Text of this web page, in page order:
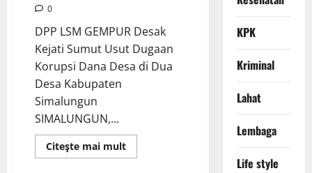
0
DPP LSM GEMPUR Desak
Kejati Sumut Usut Dugaan
Korupsi Dana Desa di Dua
Desa Kabupaten
Simalungun
SIMALUNGUN,...
Citeşte mai multRead
more
Berita Terkini
Daerah
Digital
DPR RI
DPR RI/DPRD
Keamanan
Kejaksaan Agung RI
Kementerian RI
Nasional
News Populer
KPK
Kriminal
Lahat
Lembaga
Life style